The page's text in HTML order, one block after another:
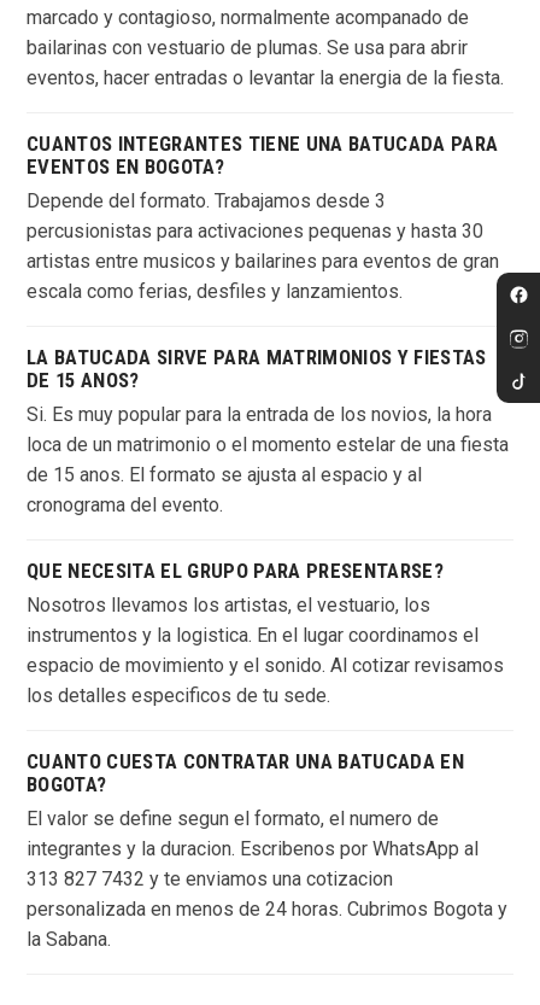
marcado y contagioso, normalmente acompanado de
bailarinas con vestuario de plumas. Se usa para abrir
eventos, hacer entradas o levantar la energia de la fiesta.
CUANTOS INTEGRANTES TIENE UNA BATUCADA PARA
EVENTOS EN BOGOTA?
Depende del formato. Trabajamos desde 3
percusionistas para activaciones pequenas y hasta 30
artistas entre musicos y bailarines para eventos de gran
escala como ferias, desfiles y lanzamientos.
LA BATUCADA SIRVE PARA MATRIMONIOS Y FIESTAS
DE 15 ANOS?
Si. Es muy popular para la entrada de los novios, la hora
loca de un matrimonio o el momento estelar de una fiesta
de 15 anos. El formato se ajusta al espacio y al
cronograma del evento.
QUE NECESITA EL GRUPO PARA PRESENTARSE?
Nosotros llevamos los artistas, el vestuario, los
instrumentos y la logistica. En el lugar coordinamos el
espacio de movimiento y el sonido. Al cotizar revisamos
los detalles especificos de tu sede.
CUANTO CUESTA CONTRATAR UNA BATUCADA EN
BOGOTA?
El valor se define segun el formato, el numero de
integrantes y la duracion. Escribenos por WhatsApp al
313 827 7432 y te enviamos una cotizacion
personalizada en menos de 24 horas. Cubrimos Bogota y
la Sabana.